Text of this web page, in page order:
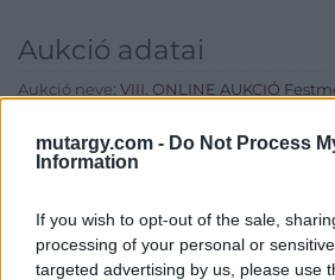
mutargy.com - Do Not Process
Information
If you wish to opt-out of the sale,
processing of your personal or
targeted advertising by us, please use
Aukció adatai
Aukció neve: VIII. ONLINE AUKCIÓ
Aukció dátuma: 2019.11.10
Aukció helye:https://
Tételszám: 252